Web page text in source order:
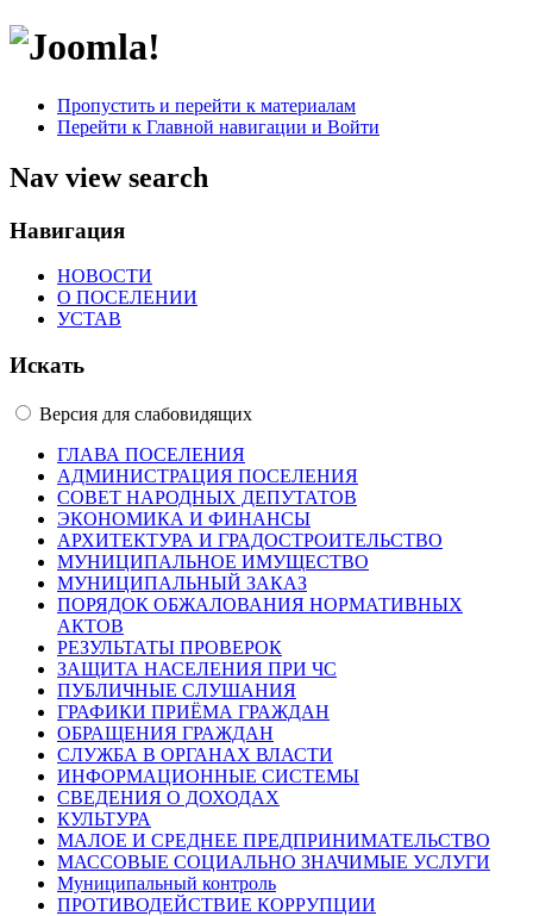
Пропустить и перейти к материалам
Перейти к Главной навигации и Войти
Nav view search
Навигация
НОВОСТИ
О ПОСЕЛЕНИИ
УСТАВ
Искать
Версия для слабовидящих
ГЛАВА ПОСЕЛЕНИЯ
АДМИНИСТРАЦИЯ ПОСЕЛЕНИЯ
СОВЕТ НАРОДНЫХ ДЕПУТАТОВ
ЭКОНОМИКА И ФИНАНСЫ
АРХИТЕКТУРА И ГРАДОСТРОИТЕЛЬСТВО
МУНИЦИПАЛЬНОЕ ИМУЩЕСТВО
МУНИЦИПАЛЬНЫЙ ЗАКАЗ
ПОРЯДОК ОБЖАЛОВАНИЯ НОРМАТИВНЫХ
АКТОВ
РЕЗУЛЬТАТЫ ПРОВЕРОК
ЗАЩИТА НАСЕЛЕНИЯ ПРИ ЧС
ПУБЛИЧНЫЕ СЛУШАНИЯ
ГРАФИКИ ПРИЁМА ГРАЖДАН
ОБРАЩЕНИЯ ГРАЖДАН
СЛУЖБА В ОРГАНАХ ВЛАСТИ
ИНФОРМАЦИОННЫЕ СИСТЕМЫ
СВЕДЕНИЯ О ДОХОДАХ
КУЛЬТУРА
МАЛОЕ И СРЕДНЕЕ ПРЕДПРИНИМАТЕЛЬСТВО
МАССОВЫЕ СОЦИАЛЬНО ЗНАЧИМЫЕ УСЛУГИ
Муниципальный контроль
ПРОТИВОДЕЙСТВИЕ КОРРУПЦИИ